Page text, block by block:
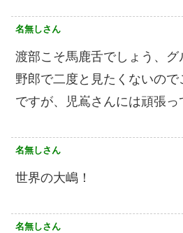
名無しさん
渡部こそ馬鹿舌でしょう、
野郎で二度と見たくないので
ですが、児嶌さんには頑張
名無しさん
世界の大嶋！
名無しさん